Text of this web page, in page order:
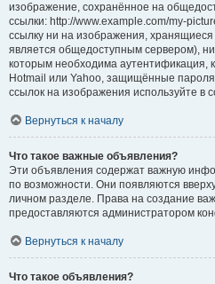
изображение, сохранённое на
ссылки: http://www.example.com/my-
ссылку ни на изображения,
является общедоступным сервером),
которым необходима аутентификация,
Hotmail или Yahoo, защищённые
ссылок на изображения используйте в
Вернуться к началу
Что такое важные объявления?
Эти объявления содержат важную
по возможности. Они появляются
личном разделе. Права на создание
предоставляются администратором
Вернуться к началу
Что такое объявления?